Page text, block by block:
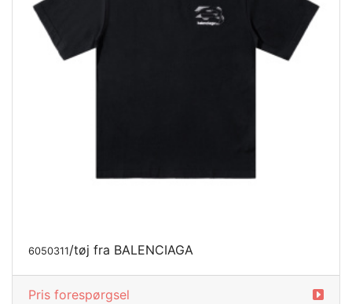
6050311/tøj fra BALENCIAGA
Pris forespørgsel